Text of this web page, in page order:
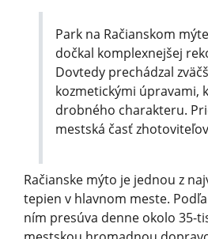
Park na Račianskom
dočkal komplexnejšej
Dovtedy prechádzal
kozmetickými úpravami,
drobného charakteru.
mestská časť
Račianske mýto je jednou z
tepien v hlavnom meste.
ním presúva denne okolo 35-